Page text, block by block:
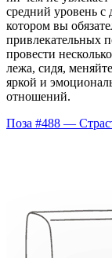
средний уровень с
котором вы
привлекательных
провести
лежа, сидя,
яркой и
отношений.
Поза #488 —